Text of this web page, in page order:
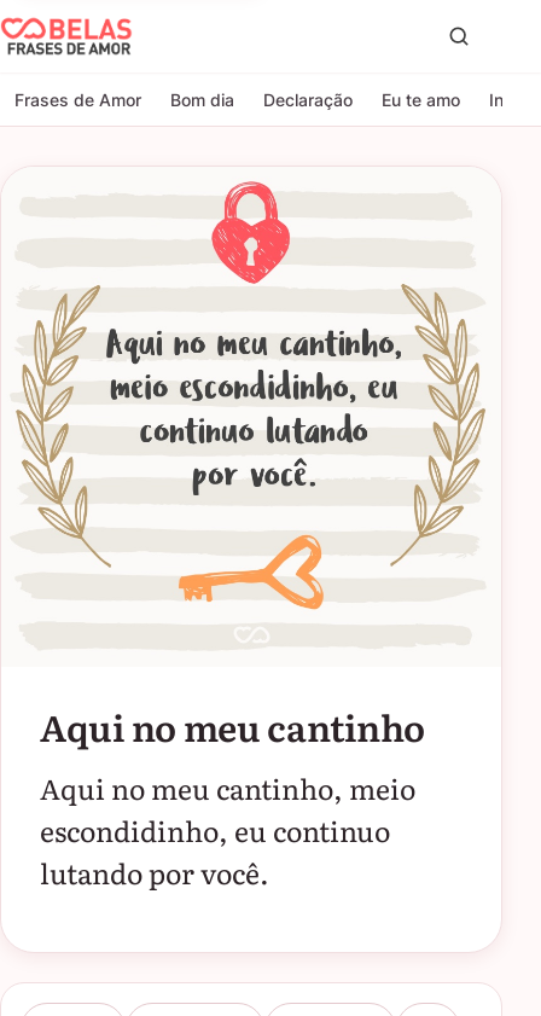
Belas Frases de Amor
Frases de Amor Bom dia Declaração Eu te amo
Aqui no meu cantinho
Aqui no meu cantinho, meio
escondidinho, eu continuo
lutando por você.